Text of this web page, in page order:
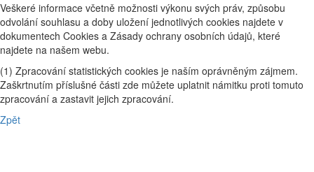
Veškeré informace včetně možnosti výkonu svých práv, způsobu
odvolání souhlasu a doby uložení jednotlivých cookies najdete v
dokumentech Cookies a Zásady ochrany osobních údajů, které
najdete na našem webu.
(1) Zpracování statistických cookies je naším oprávněným zájmem.
Zaškrtnutím příslušné části zde můžete uplatnit námitku proti tomuto
zpracování a zastavit jejich zpracování.
Zpět